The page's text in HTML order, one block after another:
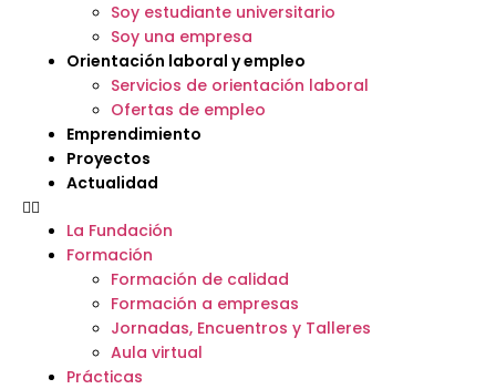
Soy estudiante universitario
Soy una empresa
Orientación laboral y empleo
Servicios de orientación laboral
Ofertas de empleo
Emprendimiento
Proyectos
Actualidad
La Fundación
Formación
Formación de calidad
Formación a empresas
Jornadas, Encuentros y Talleres
Aula virtual
Prácticas